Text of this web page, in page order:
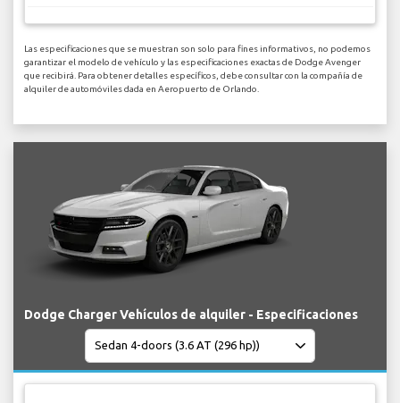
Las especificaciones que se muestran son solo para fines informativos, no podemos
garantizar el modelo de vehículo y las especificaciones exactas de Dodge Avenger
que recibirá. Para obtener detalles específicos, debe consultar con la compañía de
alquiler de automóviles dada en Aeropuerto de Orlando.
Dodge Charger Vehículos de alquiler - Especificaciones